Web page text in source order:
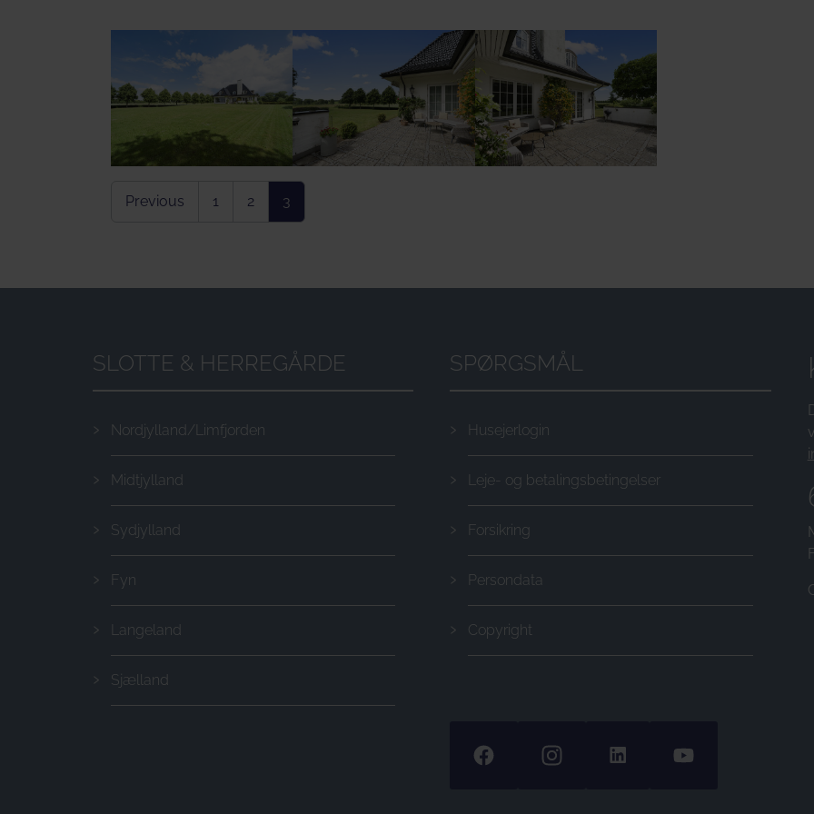
Show larger version Show larger version
Previous 1 2 3
SLOTTE & HERREGÅRDE
Nordjylland/Limfjorden
Midtjylland
Sydjylland
Fyn
Langeland
Sjælland
SPØRGSMÅL
Husejerlogin
Leje- og betalingsbetingelser
Forsikring
Persondata
Copyright